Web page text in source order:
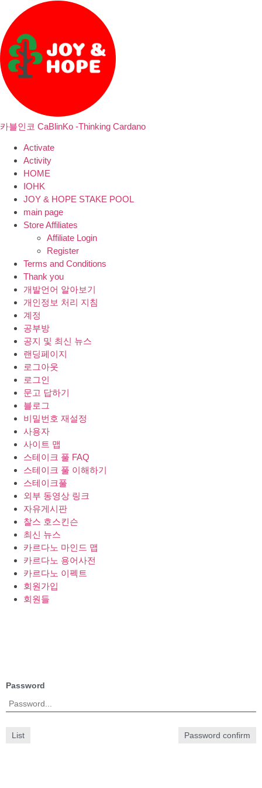
카블인코 CaBlinKo -Thinking Cardano
Activate
Activity
HOME
IOHK
JOY & HOPE STAKE POOL
main page
Store Affiliates
Affiliate Login
Register
Terms and Conditions
Thank you
개발언어 알아보기
개인정보 처리 지침
계정
공부방
공지 및 최신 뉴스
랜딩페이지
로그아웃
로그인
문고 답하기
블로그
비밀번호 재설정
사용자
사이트 맵
스테이크 풀 FAQ
스테이크 풀 이해하기
스테이크풀
외부 동영상 링크
자유게시판
찰스 호스킨슨
최신 뉴스
카르다노 마인드 맵
카르다노 용어사전
카르다노 이펙트
회원가입
회원들
Password
List Password confirm